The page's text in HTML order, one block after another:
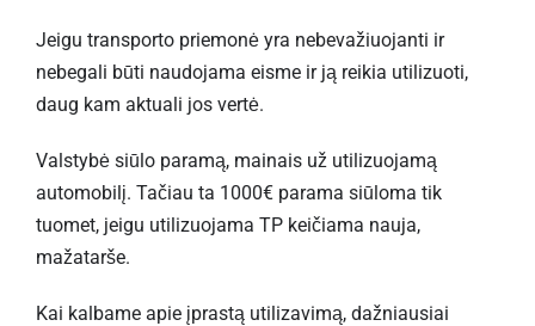
Jeigu transporto priemonė yra nebevažiuojanti ir
nebegali būti naudojama eisme ir ją reikia utilizuoti,
daug kam aktuali jos vertė.
Valstybė siūlo paramą, mainais už utilizuojamą
automobilį. Tačiau ta 1000€ parama siūloma tik
tuomet, jeigu utilizuojama TP keičiama nauja,
mažatarše.
Kai kalbame apie įprastą utilizavimą, dažniausiai